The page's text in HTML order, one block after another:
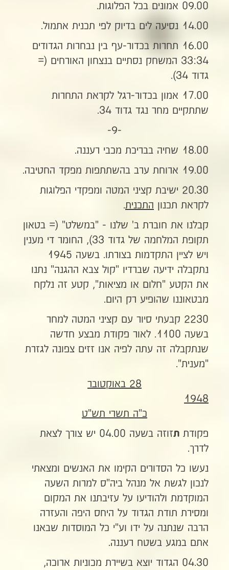
09.00 אמונים בכל הפלוגות.
14.00 נסיעה לים בדיוק לפי תכנית אתמול.
16.00 תחרות בכדור-עף בין נבחרות הגדודים
33:34 המשחק נסתיים בנצחון האורחים (=
גדוד 34).
17.00 אמון בכדור-רגל לקראת התחרות
שתתקיים מחר נגד גדוד 34.
-9-
18.00 שחיה בבריכת מכבי רעננה.
19.00 ארוחת ערב בהשתתפות מפקד החטיבה.
20.30 ישיבת קציני המטה ומפקדי הפלוגות
לקראת תכנון התכנית.
קבלנו את חוברת ב' שלנו - "במשלט" (= בטאון
תקופת המלחמה של גדוד 33), החומר די מענין
ויש לציין התקדמות בצורתו. בשעה 1945
נתקבלה ידיעה שברדיו "קול צבא ההגנה" נתנו
את הקטע "חלום או מציאות", קטע זה נלקח
מבטאוננו שהופיע רק היום.
2230 קבעתי סיור עם קציני המטה למחר
בשעה 1100. לאור פקודת מבצע חדשה
שנתקבלה זה עתה לפיה אנו זזים צפונה לגזרת
"מענית".
28 באוקטובר
1948
כ"ה תשרי תש"ט
פקודת ת
זוזה בשעה 04.00 יש צורך לצאת
לדרך.
נעשו כל הסדורים הקימו את האנשים ומצאתי
לנכון לגשת אל מנהל ביה"ס למרות השעה
המוקדמת ולהודיעו על עזיבתנו את המקום
ומסירת תודת הגדוד על היחס היפה והעזרה
הרבה שנתנה על ידו וע"י כל המוסדות שבאנו
אתם במגע בשטח רעננה.
04.30 הגדוד יוצא בשיירת מכוניות ארוכה,